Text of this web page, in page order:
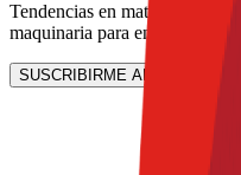
Tendencias en materiales
maquinaria para envasado.
SUSCRIBIRME AHORA